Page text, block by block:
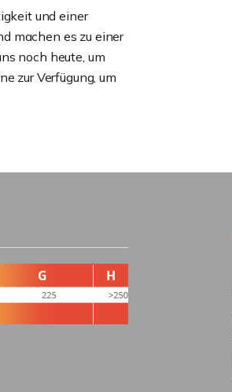
und einer
machen es zu einer
noch heute, um
zur Verfügung, um